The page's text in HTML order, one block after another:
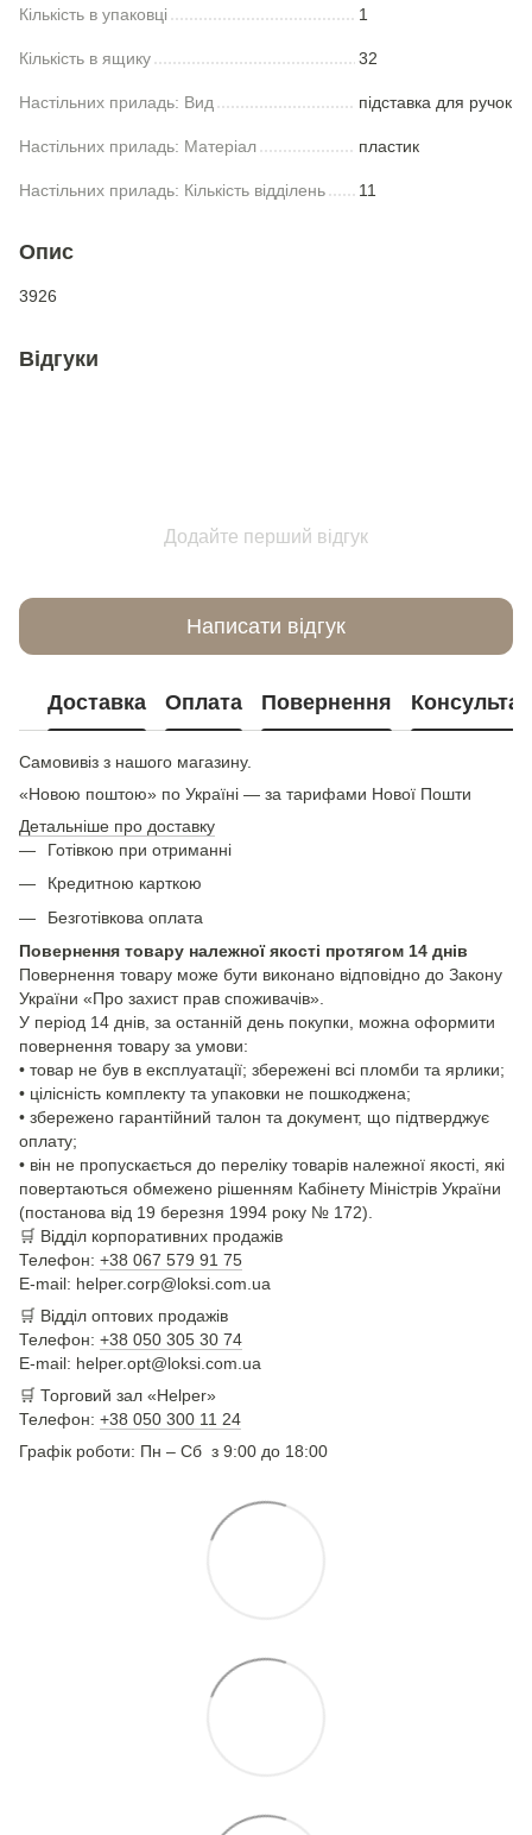
Кількість в упаковці 1
Кількість в ящику 32
Настільних приладь: Вид підставка для ручок
Настільних приладь: Матеріал пластик
Настільних приладь: Кількість відділень 11
Опис
3926
Відгуки
Додайте перший відгук
Написати відгук
Доставка Оплата Повернення
Самовивіз з нашого магазину.
«Новою поштою» по Україні — за тарифами Нової Пошти
Детальніше про доставку
Готівкою при отриманні
Кредитною карткою
Безготівкова оплата
Повернення товару належної якості протягом 14 днів
Повернення товару може бути виконано відповідно до Закону
України «Про захист прав споживачів».
У період 14 днів, за останній день покупки, можна оформити
повернення товару за умови:
• товар не був в експлуатації; збережені всі пломби та ярлики;
• цілісність комплекту та упаковки не пошкоджена;
• збережено гарантійний талон та документ, що підтверджує
оплату;
• він не пропускається до переліку товарів належної якості, які
повертаються обмежено рішенням Кабінету Міністрів України
(постанова від 19 березня 1994 року № 172).
🛒 Відділ корпоративних продажів
Телефон: +38 067 579 91 75
E-mail: helper.corp@loksi.com.ua
🛒 Відділ оптових продажів
Телефон: +38 050 305 30 74
E-mail: helper.opt@loksi.com.ua
🛒 Торговий зал «Helper»
Телефон: +38 050 300 11 24
Графік роботи: Пн – Сб з 9:00 до 18:00